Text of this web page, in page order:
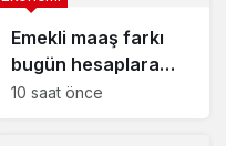
Emekli maaş farkı
bugün hesaplara
yatıyor
10 saat önce